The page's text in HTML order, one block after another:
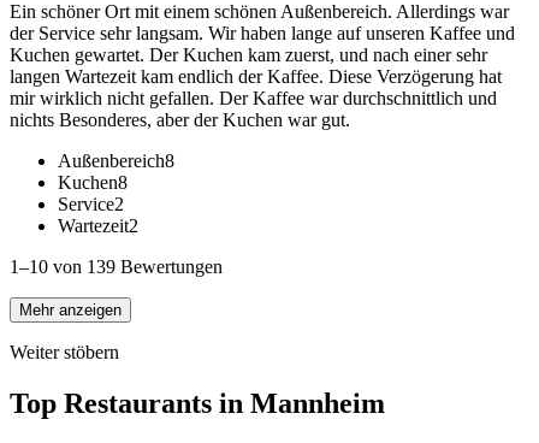
Ein schöner Ort mit einem schönen Außenbereich. Allerdings war
der Service sehr langsam. Wir haben lange auf unseren Kaffee und
Kuchen gewartet. Der Kuchen kam zuerst, und nach einer sehr
langen Wartezeit kam endlich der Kaffee. Diese Verzögerung hat
mir wirklich nicht gefallen. Der Kaffee war durchschnittlich und
nichts Besonderes, aber der Kuchen war gut.
Außenbereich8
Kuchen8
Service2
Wartezeit2
1–10 von 139 Bewertungen
Mehr anzeigen
Weiter stöbern
Top Restaurants in Mannheim